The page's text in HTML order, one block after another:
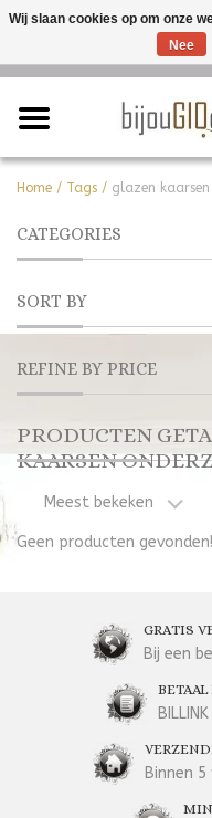
Home / Tags / glazen
CATEGORIES
SORT BY
REFINE BY PRICE
PRODUCTEN
KAARSEN
Meest bekeken
Geen producten
GRATIS
Bij een
Binnen
Wij slaan cookies op om onze
Nee